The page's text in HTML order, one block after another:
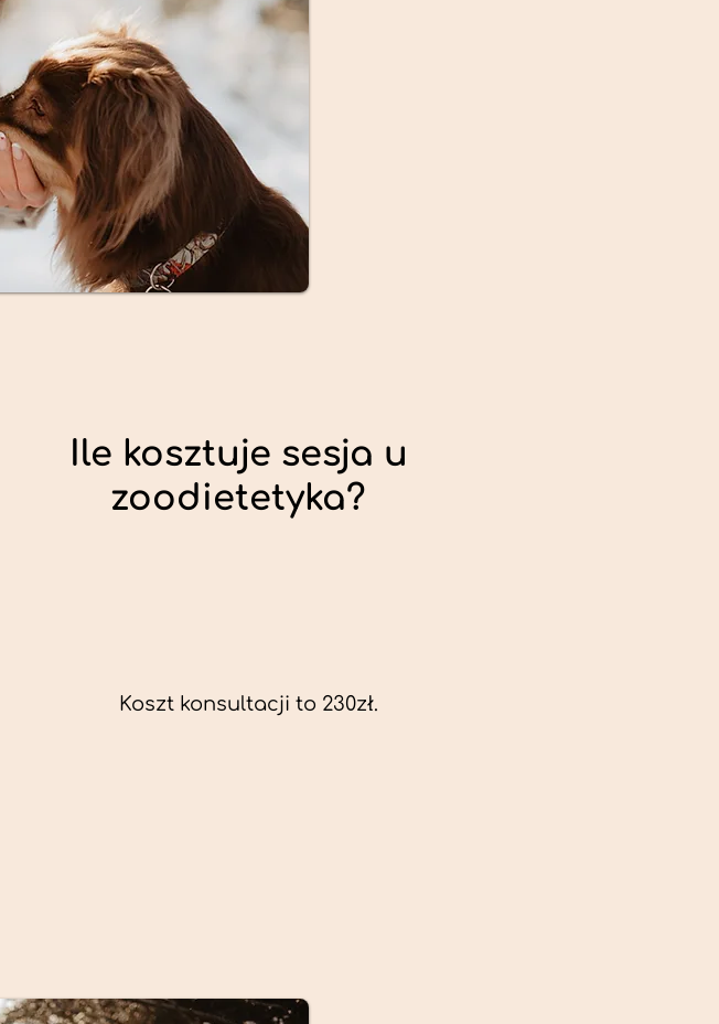
Ile kosztuje sesja u
zoodietetyka?
Koszt konsultacji to 230zł.